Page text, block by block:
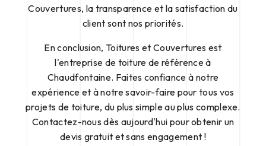
Couvertures, la transparence et la satisfaction du
client sont nos priorités.
En conclusion, Toitures et Couvertures est
l'entreprise de toiture de référence à
Chaudfontaine. Faites confiance à notre
expérience et à notre savoir-faire pour tous vos
projets de toiture, du plus simple au plus complexe.
Contactez-nous dès aujourd'hui pour obtenir un
devis gratuit et sans engagement !